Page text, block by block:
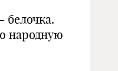
белочка.
народную